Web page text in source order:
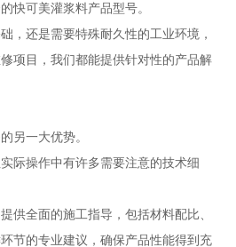
快可美灌浆料产品型号。
，还是需要特殊耐久性的工业环境，
项目，我们都能提供针对性的产品解
另一大优势。
际操作中有许多需要注意的技术细
供全面的施工指导，包括材料配比、
节的专业建议，确保产品性能得到充